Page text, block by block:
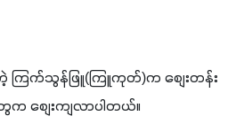
ြက်သွန်ဖြူ(ကြူကုတ်)က စျေးတန်း
က စျေးကျလာပါတယ်။